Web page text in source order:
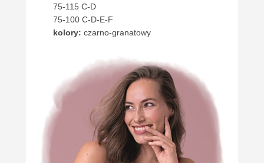
75-115 C-D
75-100 C-D-E-F
kolory: czarno-granatowy